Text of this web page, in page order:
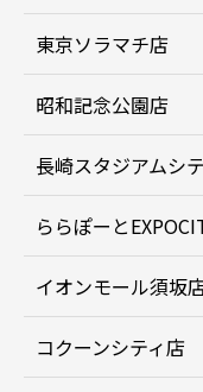
東京ソラマチ店
昭和記念公園店
長崎スタジアムシ
ららぽーと
イオンモール須坂
コクーンシティ店